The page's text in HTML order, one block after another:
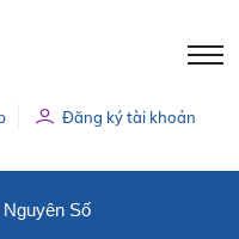
Đăng ký tài khoản
Nguyên Số